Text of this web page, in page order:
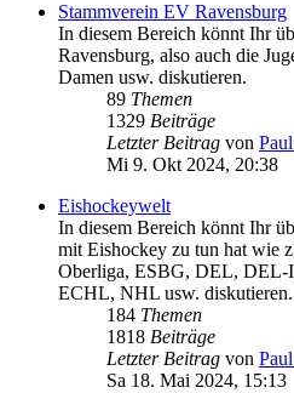
Stammverein EV Ravensburg
In diesem Bereich könnt Ihr
Ravensburg, also auch die
Damen usw. diskutieren.
89 Themen
1329 Beiträge
Letzter Beitrag von
Mi 9. Okt 2024, 20:38
Eishockeywelt
In diesem Bereich könnt Ihr
mit Eishockey zu tun hat wie
Oberliga, ESBG, DEL,
ECHL, NHL usw. diskutieren.
184 Themen
1818 Beiträge
Letzter Beitrag von
Sa 18. Mai 2024, 15:13